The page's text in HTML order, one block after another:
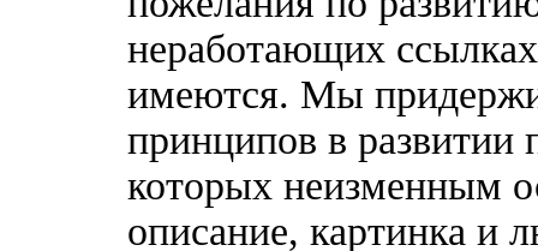
неработающих
имеются. Мы
принципов в развитии
которых неизменным
описание, картинка и